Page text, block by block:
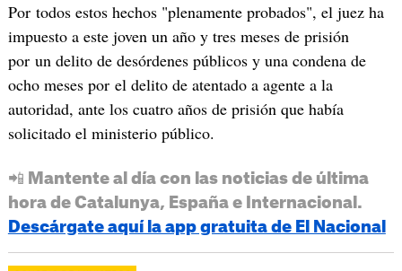
Por todos estos hechos "plenamente probados", el juez ha
impuesto a este joven un año y tres meses de prisión
por un delito de desórdenes públicos y una condena de
ocho meses por el delito de atentado a agente a la
autoridad, ante los cuatro años de prisión que había
solicitado el ministerio público.
📲 Mantente al día con las noticias de última
hora de Catalunya, España e Internacional.
Descárgate aquí la app gratuita de El Nacional